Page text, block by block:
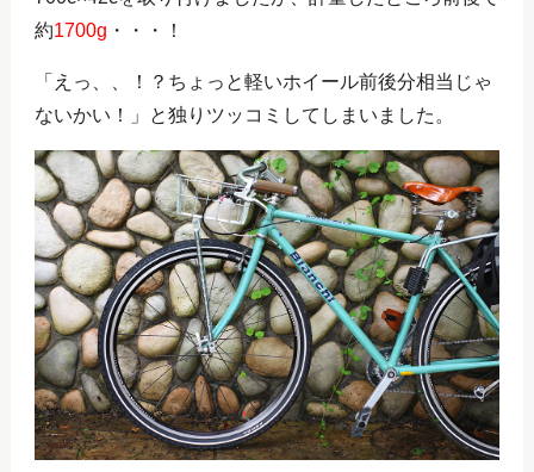
約1700g ・・・！
「えっ、、！？ちょっと軽いホイール前後分相当じゃ
ないかい！」と独りツッコミしてしまいました。